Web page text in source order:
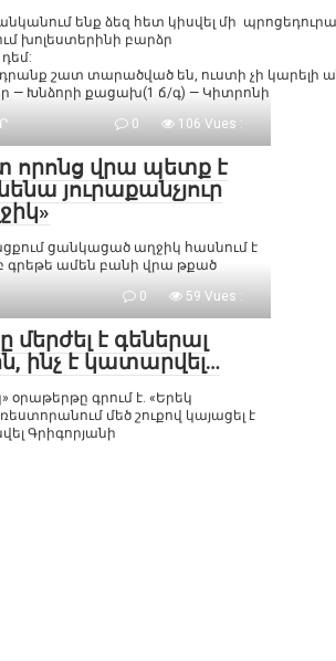
ենք ձեզ հետ կիսվել մի
խոլեստերինի բարձր
դրանք շատ տարածված են, ուստի չի կարելի
— Խնձորի քացախ(1 ճ/գ) — Կիտրոնի
0 106 Vues :
որոնց վրա պետք է
յուրաքանչյուր
ցանկացած աղջիկ հասնում է
գրեթե ամեն բանի վրա թքած
0 59 Vues :
մերժել է գեներալ
ինչ է կատարվել…
գրում է. «Երեկ
մեծ շուքով կայացել է
Գրիգորյանի